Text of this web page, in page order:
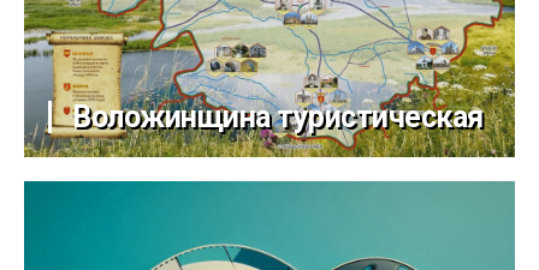
Воложинщина туристическая